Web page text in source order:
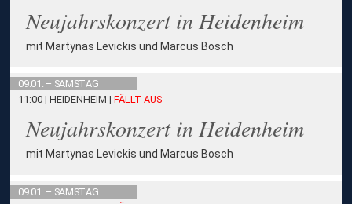
Neujahrskonzert in Heidenheim
mit Martynas Levickis und Marcus Bosch
09.01. – SAMSTAG
11:00 | HEIDENHEIM|FÄLLT AUS
Neujahrskonzert in Heidenheim
mit Martynas Levickis und Marcus Bosch
09.01. – SAMSTAG